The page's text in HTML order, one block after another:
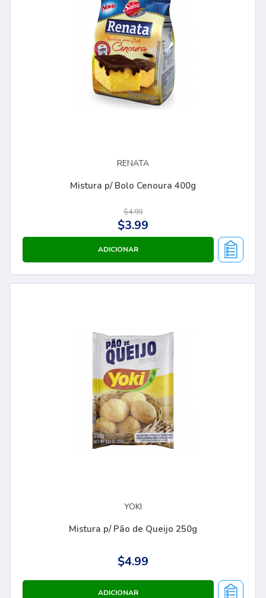
RENATA
Mistura p/ Bolo Cenoura 400g
$4.99
$3.99
YOKI
Mistura p/ Pão de Queijo 250g
$4.99